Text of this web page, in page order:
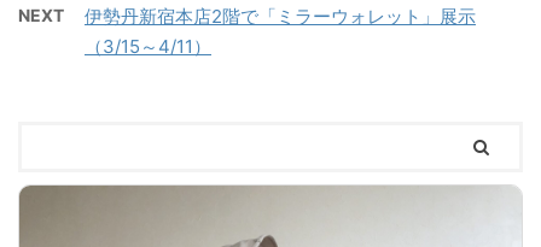
NEXT
伊勢丹新宿本店2階で「ミラーウォレット」展示
（3/15～4/11）